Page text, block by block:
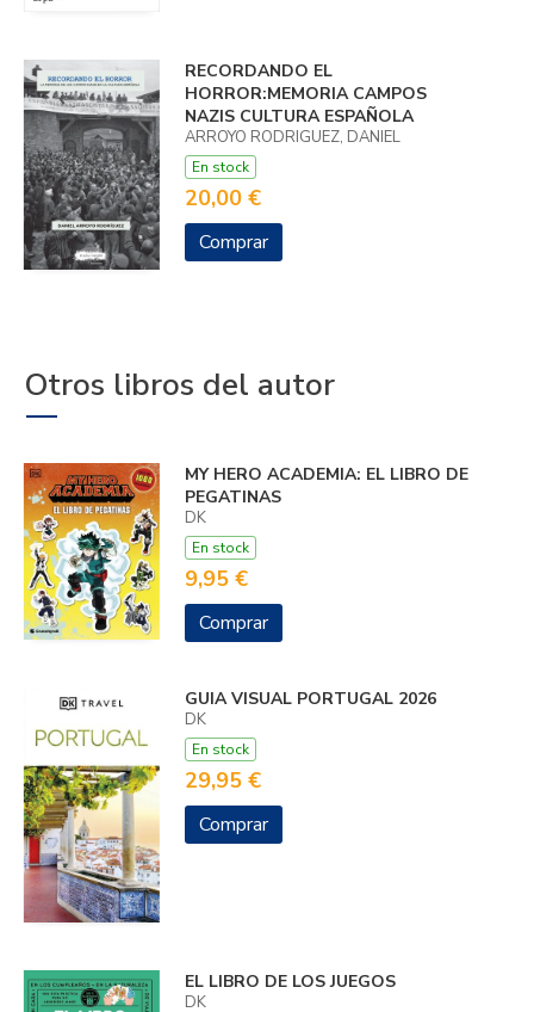
RECORDANDO EL
HORROR:MEMORIA CAMPOS
NAZIS CULTURA ESPAÑOLA
ARROYO RODRIGUEZ, DANIEL
En stock
20,00 €
Comprar
Otros libros del autor
MY HERO ACADEMIA: EL LIBRO DE
PEGATINAS
DK
En stock
9,95 €
Comprar
GUIA VISUAL PORTUGAL 2026
DK
En stock
29,95 €
Comprar
EL LIBRO DE LOS JUEGOS
DK